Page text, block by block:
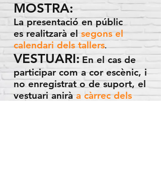
MOSTRA:
Lapresentacióen públic
esrealitzarà el segons el
calendari dels tallers.
VESTUARI: En el cas de
participar com a cor escènic, i
no enregistrat o de suport, el
vestuari anirà a càrrec dels